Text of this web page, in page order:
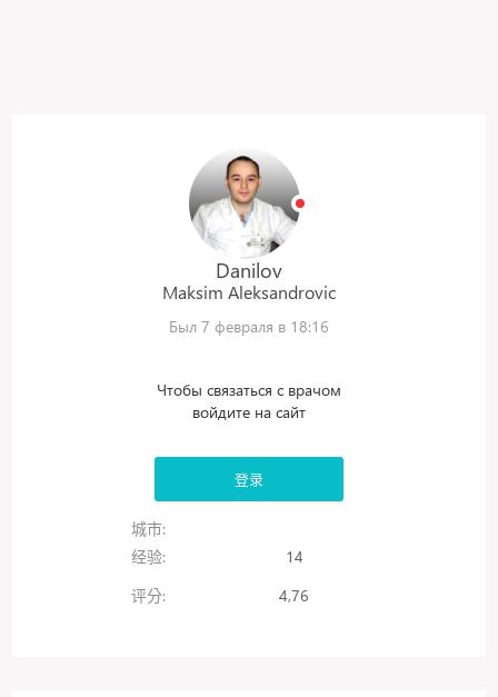
Danilov
Maksim Aleksandrovic
Был 7 февраля в 18:16
Чтобы связаться с врачом
войдите на сайт
登录
城市:
经验:
14
评分:
4,76